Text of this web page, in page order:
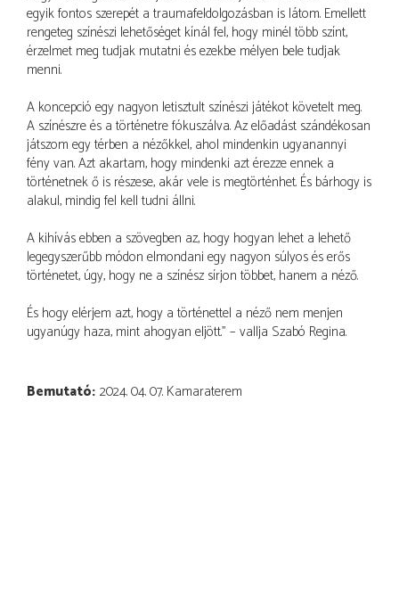
egyik fontos szerepét a traumafeldolgozásban is látom. Emellett
rengeteg színészi lehetőséget kínál fel, hogy minél több színt,
érzelmet meg tudjak mutatni és ezekbe mélyen bele tudjak
menni.
A koncepció egy nagyon letisztult színészi játékot követelt meg.
A színészre és a történetre fókuszálva. Az előadást szándékosan
játszom egy térben a nézőkkel, ahol mindenkin ugyanannyi
fény van. Azt akartam, hogy mindenki azt érezze ennek a
történetnek ő is részese, akár vele is megtörténhet. És bárhogy is
alakul, mindig fel kell tudni állni.
A kihívás ebben a szövegben az, hogy hogyan lehet a lehető
legegyszerűbb módon elmondani egy nagyon súlyos és erős
történetet, úgy, hogy ne a színész sírjon többet, hanem a néző.
És hogy elérjem azt, hogy a történettel a néző nem menjen
ugyanúgy haza, mint ahogyan eljött.” – vallja Szabó Regina.
Bemutató 2024. 04. 07. Kamaraterem